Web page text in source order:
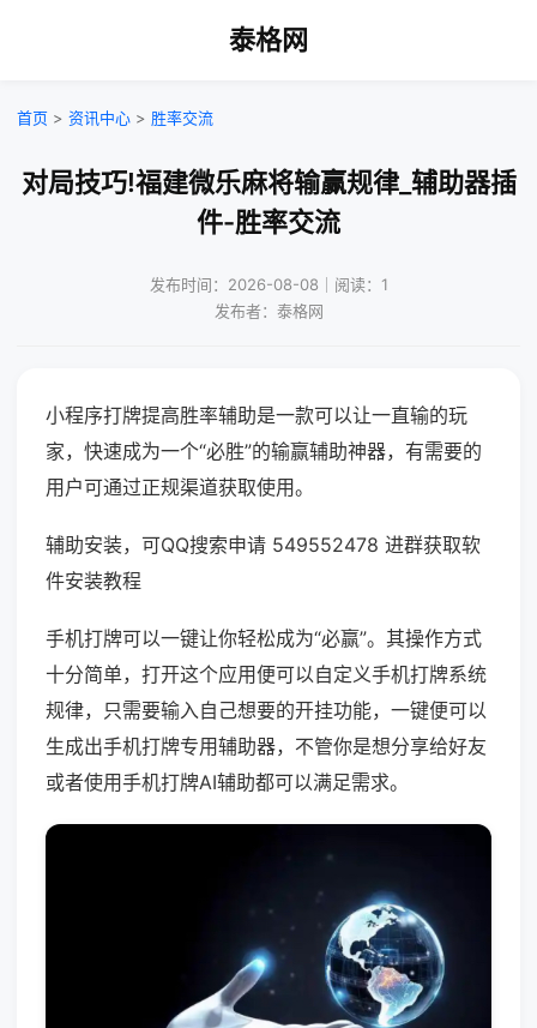
泰格网
首页 > 资讯中心 > 胜率交流
对局技巧!福建微乐麻将输赢规律_辅助器插
件-胜率交流
发布时间：2026-08-08｜阅读：1
发布者：泰格网
小程序打牌提高胜率辅助是一款可以让一直输的玩
家，快速成为一个“必胜”的输赢辅助神器，有需要的
用户可通过正规渠道获取使用。
辅助安装，可QQ搜索申请 549552478 进群获取软
件安装教程
手机打牌可以一键让你轻松成为“必赢”。其操作方式
十分简单，打开这个应用便可以自定义手机打牌系统
规律，只需要输入自己想要的开挂功能，一键便可以
生成出手机打牌专用辅助器，不管你是想分享给好友
或者使用手机打牌AI辅助都可以满足需求。